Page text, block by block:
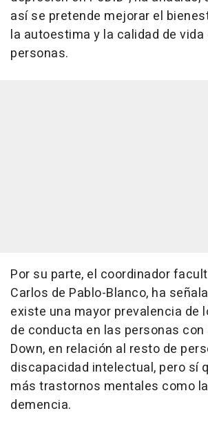
así se pretende mejorar el
la autoestima y la calidad de
personas.
Por su parte, el coordinador
Carlos de Pablo-Blanco, ha
existe una mayor prevalencia de
de conducta en las personas con
Down, en relación al resto de
discapacidad intelectual, pero sí
más trastornos mentales como
demencia.